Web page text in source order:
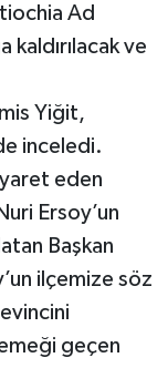
Ad
ve
Yiğit,
inceledi.
eden
Ersoy’un
Başkan
ilçemize söz
geçen